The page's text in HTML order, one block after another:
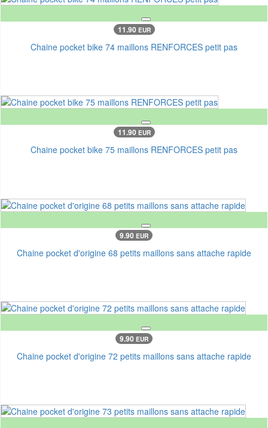
11.90 EUR
Chaine pocket bike 74 maillons RENFORCES petit pas
11.90 EUR
Chaine pocket bike 75 maillons RENFORCES petit pas
9.90 EUR
Chaine pocket d'origine 68 petits maillons sans attache rapide
9.90 EUR
Chaine pocket d'origine 72 petits maillons sans attache rapide